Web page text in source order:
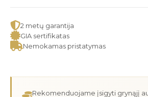
2 metų garantija
GIA sertifikatas
Nemokamas pristatymas
Rekomenduojame įsigyti grynąjį